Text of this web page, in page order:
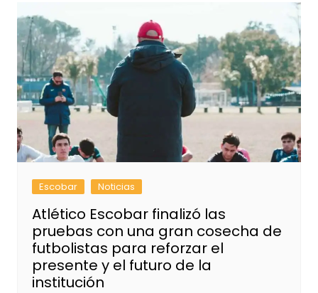
Escobar Noticias
Atlético Escobar finalizó las
pruebas con una gran cosecha de
futbolistas para reforzar el
presente y el futuro de la
institución